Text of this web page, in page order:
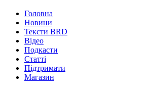
Головна
Новини
Тексти BRD
Відео
Подкасти
Статті
Підтримати
Магазин